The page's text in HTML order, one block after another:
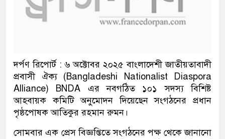
দর্পণ রিপোর্ট : ৬ অক্টোবর ২০২৫ বাংলাদেশী জাতীয়তাবাদী
প্রবাসী ঐক্য (Bangladeshi Nationalist Diaspora
Alliance) BNDA এর নবগঠিত ১০১ সদস্য বিশিষ্ট
আহবায়ক কমিটি অনুমোদন দিয়েছেন সংগঠনের প্রধান
পৃষ্ঠপোষক আতিকুর রহমান রুমন।
সোমবার এক প্রেস বিজ্ঞপ্তিতে সংগঠনের পক্ষ থেকে জানানো